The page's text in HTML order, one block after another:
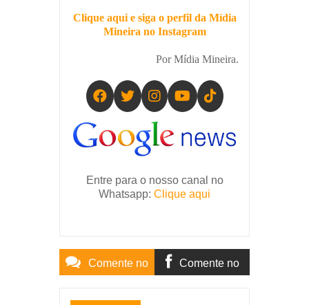
Clique aqui e siga o perfil da Mídia
Mineira no Instagram
Por Mídia Mineira.
Entre para o nosso canal no
Whatsapp: Clique aqui
Comente no Comente no